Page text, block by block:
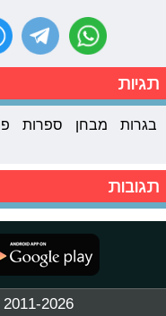
תגיות
בגרות מבחן ספרות
תגובות
2011-2026 © פרוגי תקשורת בע"מ